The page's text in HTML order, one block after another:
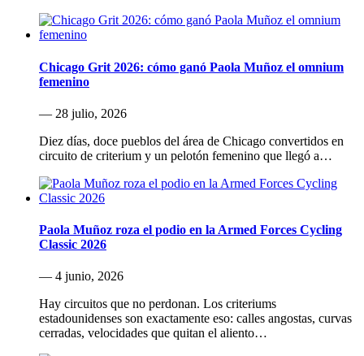
Chicago Grit 2026: cómo ganó Paola Muñoz el omnium
femenino
— 28 julio, 2026
Diez días, doce pueblos del área de Chicago convertidos en
circuito de criterium y un pelotón femenino que llegó a…
Paola Muñoz roza el podio en la Armed Forces Cycling
Classic 2026
— 4 junio, 2026
Hay circuitos que no perdonan. Los criteriums
estadounidenses son exactamente eso: calles angostas, curvas
cerradas, velocidades que quitan el aliento…